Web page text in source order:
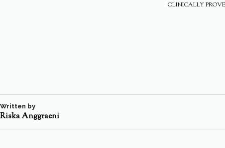
CLINICALLY
Written by
Riska Anggraeni